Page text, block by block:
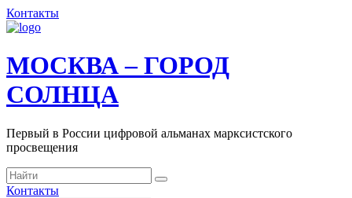
Контакты
МОСКВА – ГОРОД
СОЛНЦА
Первый в России цифровой альманах марксистского
просвещения
Контакты